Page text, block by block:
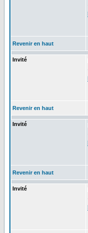
Revenir en haut
Invité
Revenir en haut
Invité
Revenir en haut
Invité